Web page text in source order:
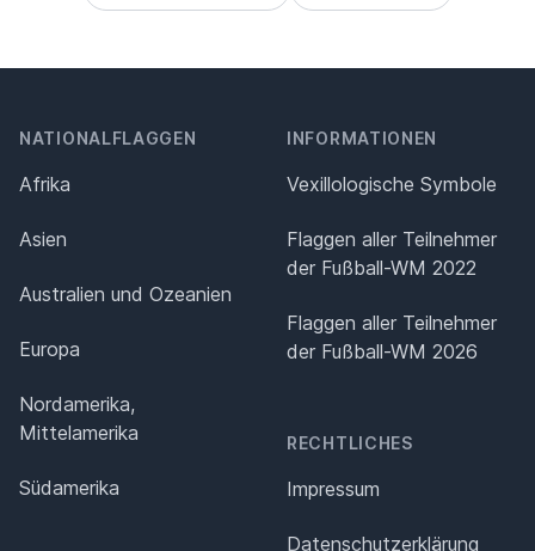
NATIONALFLAGGEN
Afrika
Asien
Australien und Ozeanien
Europa
Nordamerika,
Mittelamerika
Südamerika
INFORMATIONEN
Vexillologische Symbole
Flaggen aller Teilnehmer
der Fußball-WM 2022
Flaggen aller Teilnehmer
der Fußball-WM 2026
RECHTLICHES
Impressum
Datenschutz­erklärung